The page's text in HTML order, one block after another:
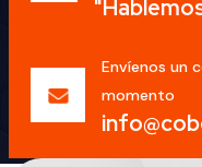
Envíenos un
momento